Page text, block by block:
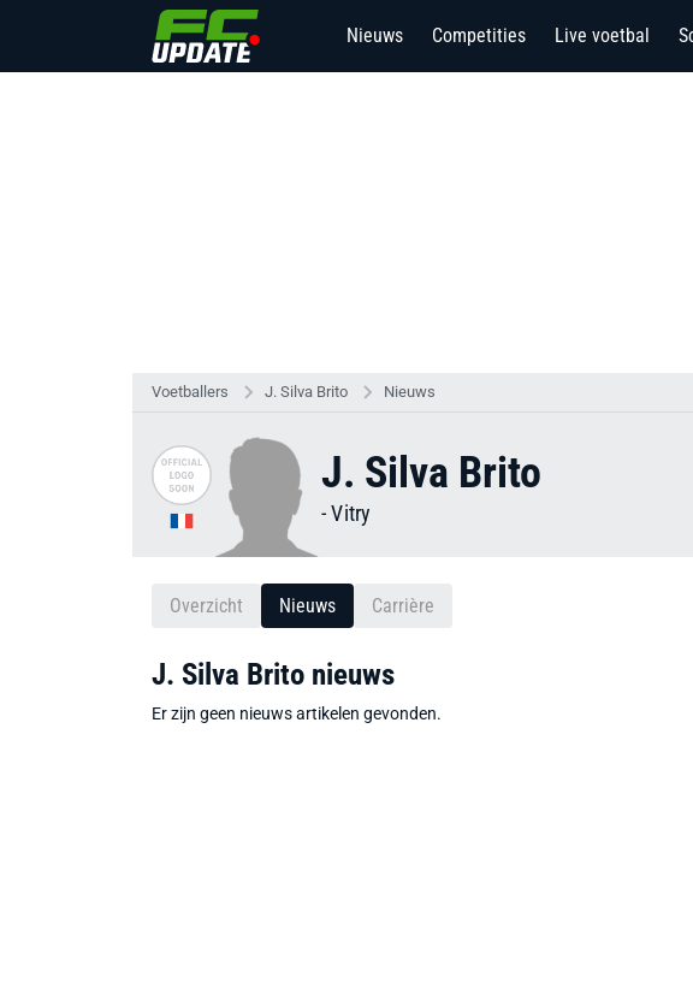
Nieuws Competities Live voetbal
Voetballers J. Silva Brito Nieuws
J. Silva Brito
-Vitry
Overzicht Nieuws Carrière
J. Silva Brito nieuws
Er zijn geen nieuws artikelen gevonden.